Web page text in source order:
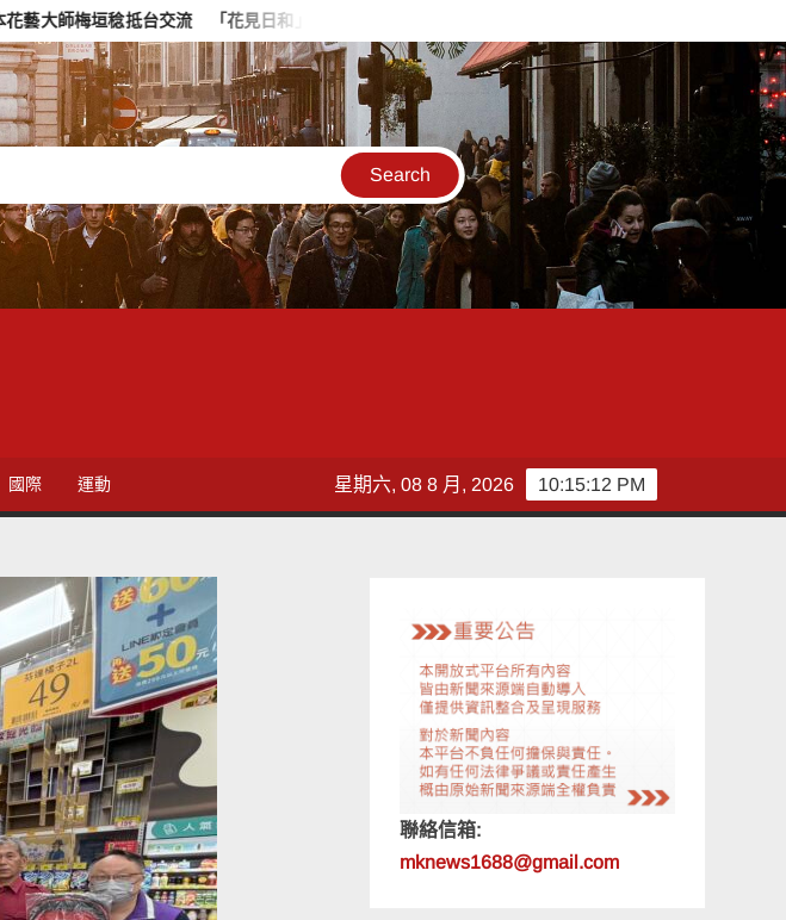
抵台交流 「花見日和」展現台日花藝文化魅力 8月8日精彩展演登場
國際 運動 10:15:14 PM
星期六, 08 8 月, 2026
聯絡信箱:
mknews1688@gmail.com